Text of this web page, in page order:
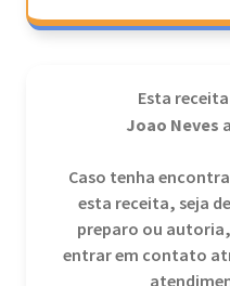
Esta
Joao Neves
Caso tenha
esta receita, seja
preparo ou
entrar em contato